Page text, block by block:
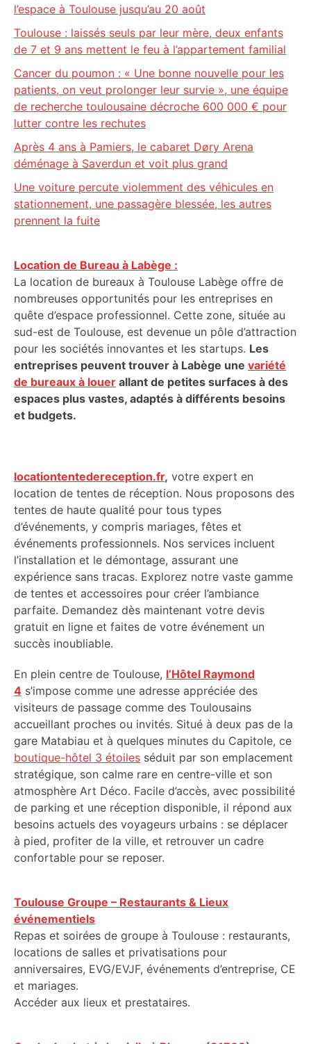
l’espace à Toulouse jusqu’au 20 août
Toulouse : laissés seuls par leur mère, deux enfants
de 7 et 9 ans mettent le feu à l’appartement familial
Cancer du poumon : « Une bonne nouvelle pour les
patients, on veut prolonger leur survie », une équipe
de recherche toulousaine décroche 600 000 € pour
lutter contre les rechutes
Après 4 ans à Pamiers, le cabaret Døry Arena
déménage à Saverdun et voit plus grand
Une voiture percute violemment des véhicules en
stationnement, une passagère blessée, les autres
prennent la fuite
Location de Bureau à Labège :
La location de bureaux à Toulouse Labège offre de
nombreuses opportunités pour les entreprises en
quête d’espace professionnel. Cette zone, située au
sud-est de Toulouse, est devenue un pôle d’attraction
pour les sociétés innovantes et les startups. Les
entreprises peuvent trouver à Labège une variété
de bureaux à louer allant de petites surfaces à des
espaces plus vastes, adaptés à différents besoins
et budgets.
locationtentedereception.fr, votre expert en
location de tentes de réception. Nous proposons des
tentes de haute qualité pour tous types
d’événements, y compris mariages, fêtes et
événements professionnels. Nos services incluent
l’installation et le démontage, assurant une
expérience sans tracas. Explorez notre vaste gamme
de tentes et accessoires pour créer l’ambiance
parfaite. Demandez dès maintenant votre devis
gratuit en ligne et faites de votre événement un
succès inoubliable.
En plein centre de Toulouse, l’Hôtel Raymond
4 s’impose comme une adresse appréciée des
visiteurs de passage comme des Toulousains
accueillant proches ou invités. Situé à deux pas de la
gare Matabiau et à quelques minutes du Capitole, ce
boutique-hôtel 3 étoiles séduit par son emplacement
stratégique, son calme rare en centre-ville et son
atmosphère Art Déco. Facile d’accès, avec possibilité
de parking et une réception disponible, il répond aux
besoins actuels des voyageurs urbains : se déplacer
à pied, profiter de la ville, et retrouver un cadre
confortable pour se reposer.
Toulouse Groupe – Restaurants & Lieux
événementiels
Repas et soirées de groupe à Toulouse : restaurants,
locations de salles et privatisations pour
anniversaires, EVG/EVJF, événements d’entreprise, CE
et mariages.
Accéder aux lieux et prestataires.